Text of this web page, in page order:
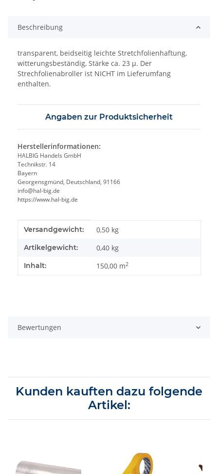
Beschreibung
transparent, beidseitig leichte Stretchfolienhaftung,
witterungsbeständig, Stärke ca. 23 µ. Der
Strechfolienabroller ist NICHT im Lieferumfang
enthalten.
Angaben zur Produktsicherheit
Herstellerinformationen:
HALBIG Handels GmbH
Technikstr. 14
Bayern
Georgensgmünd, Deutschland, 91166
info@hal-big.de
https://www.hal-big.de
Produkteigenschaft
Wert
Versandgewicht: 0,50 kg
Artikelgewicht: 0,40 kg
Inhalt: 150,00 m2
Bewertungen
Kunden kauften dazu folgende
Artikel: